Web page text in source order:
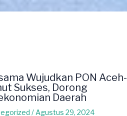
Wujudkan PON Aceh-
Sukses, Dorong
Daerah
/Agustus 29, 2024